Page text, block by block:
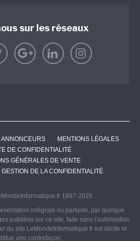
sur les réseaux
ANNONCEURS
MENTIONS LÉGALES
DE CONFIDENTIALITÉ
GÉNÉRALES DE VENTE
DE LA CONFIDENTIALITÉ
1997-2026
intégrale ou partielle, par quelque
publiées sur ce site, faite sans l'autorisation
du site LeMondeInformatique.fr est illicite et
une contrefaçon.